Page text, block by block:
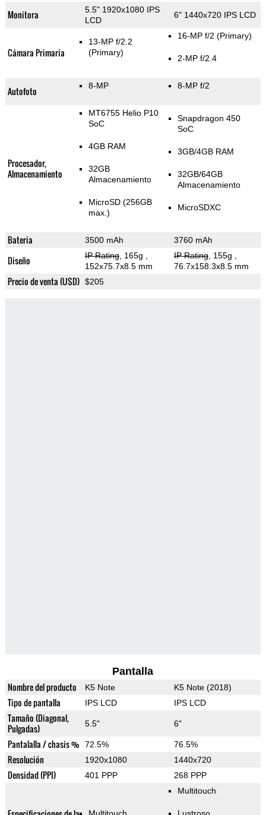
Monitora
5.5" 1920x1080 IPS
LCD
6" 1440x720 IPS LCD
Cámara Primaria
13-MP f/2.2
(Primary)
16-MP f/2 (Primary)
2-MP f/2.4
Autofoto 8-MP 8-MP f/2
Procesador,
Almacenamiento
MT6755 Helio P10
SoC
4GB RAM
32GB
Almacenamiento
MicroSD (256GB
max.)
Snapdragon 450
SoC
3GB/4GB RAM
32GB/64GB
Almacenamiento
MicroSDXC
Bateria 3500 mAh 3760 mAh
Diseño IP Rating, 165g
152x75.7x8.5 mm
IP Rating, 155g
76.7x158.3x8.5 mm
Precio de venta (USD) $205
Pantalla
Nombre del producto K5 Note K5 Note (2018)
Tipo de pantalla IPS LCD IPS LCD
Tamaño (Diagonal,
Pulgadas)
5.5" 6"
Pantalalla / chasis % 72.5% 76.5%
Resolución 1920x1080 1440x720
Densidad (PPI) 401 PPP 268 PPP
Multitouch